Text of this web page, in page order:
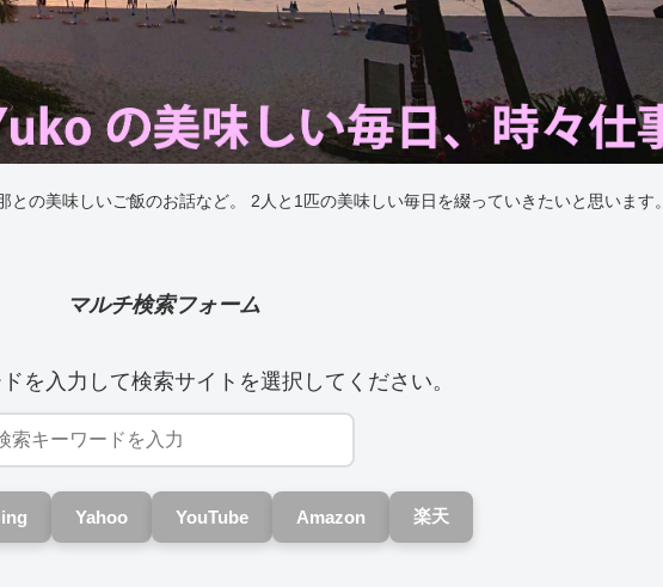
の美味しいご飯のお話など。 2人と1匹の美味しい毎日を綴っていきたいと思います。
マルチ検索フォーム
を入力して検索サイトを選択してください。
Yahoo YouTube Amazon 楽天